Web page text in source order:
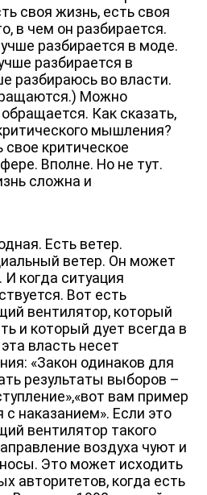
своя жизнь, есть своя
в чем он разбирается.
разбирается в моде.
разбирается в
разбираюсь во власти.
Можно
Как сказать,
мышления?
свое критическое
Вполне. Но не тут.
сложна и
Есть ветер.
ветер. Он может
И когда ситуация
Вот есть
вентилятор, который
и который дует всегда в
власть несет
«Закон одинаков для
результаты выборов –
вам пример
с наказанием». Если это
вентилятор такого
воздуха чуют и
Это может исходить
авторитетов, когда есть